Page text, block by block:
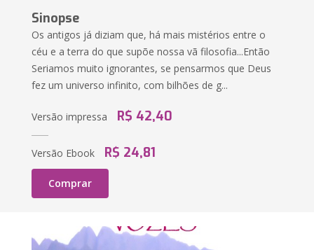
Sinopse
Os antigos já diziam que, há mais mistérios entre o
céu e a terra do que supõe nossa vã filosofia...Então
Seriamos muito ignorantes, se pensarmos que Deus
fez um universo infinito, com bilhões de g...
Versão impressa R$ 42,40
Versão Ebook R$ 24,81
Comprar